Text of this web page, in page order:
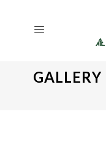
GALLERY